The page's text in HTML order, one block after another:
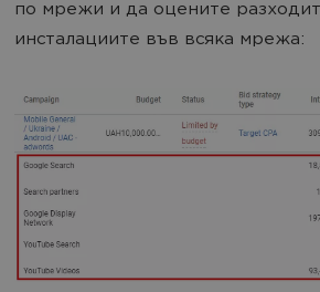
по мрежи и да оцените
инсталациите във всяка мрежа: